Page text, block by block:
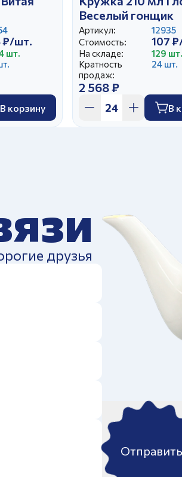
₽/шт.
шт.
В корзину
Веселый гонщик
Артикул:
12935
Стоимость:
107
На складе:
129 шт.
Кратность
продаж:
24 шт.
2 568 ₽
В
друзья
Отправить